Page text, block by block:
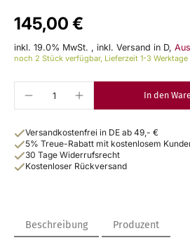
145,00 €
inkl. 19.0% MwSt. , inkl. Versand in D,
noch 2 Stück verfügbar, Lieferzeit 1-3 Werktage
In den
Versandkostenfrei in DE ab 49,- €
5% Treue-Rabatt mit kostenlosem
30 Tage Widerrufsrecht
Kostenloser Rückversand
Beschreibung Produzent